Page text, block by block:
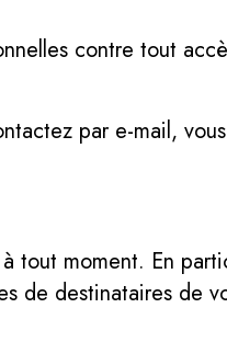
contre tout
par e-mail,
tout moment. En
de destinataires de